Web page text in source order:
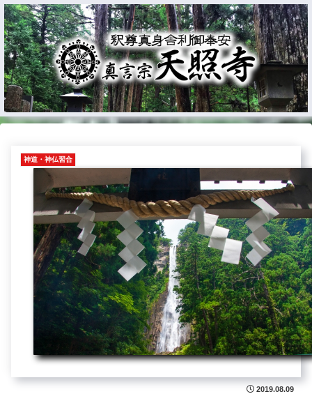
神道・神仏習合
2019.08.09